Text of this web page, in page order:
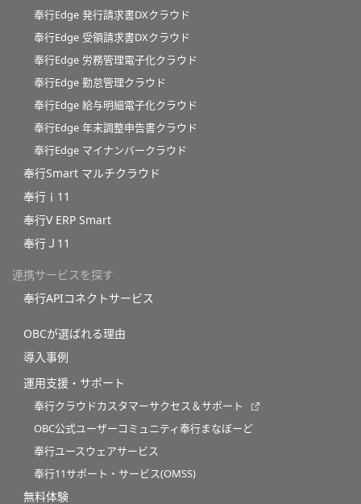
奉行Edge 発行請求書DXクラウド
奉行Edge 受領請求書DXクラウド
奉行Edge 労務管理電子化クラウド
奉行Edge 勤怠管理クラウド
奉行Edge 給与明細電子化クラウド
奉行Edge 年末調整申告書クラウド
奉行Edge マイナンバークラウド
奉行Smart マルチクラウド
奉行ｉ11
奉行V ERP Smart
奉行Ｊ11
連携サービスを探す
奉行APIコネクトサービス
OBCが選ばれる理由
導入事例
運用支援・サポート
奉行クラウドカスタマーサクセス＆サポート
OBC公式ユーザーコミュニティ奉行まなぼーど
奉行ユースウェアサービス
奉行11サポート・サービス(OMSS)
無料体験